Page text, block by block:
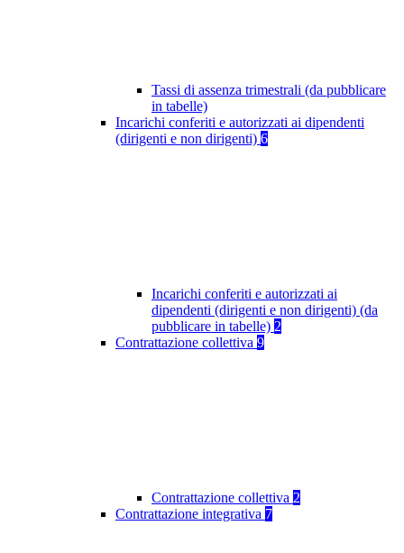
Tassi di assenza trimestrali (da pubblicare
in tabelle)
Incarichi conferiti e autorizzati ai dipendenti
(dirigenti e non dirigenti) 6
Incarichi conferiti e autorizzati ai
dipendenti (dirigenti e non dirigenti) (da
pubblicare in tabelle) 2
Contrattazione collettiva 9
Contrattazione collettiva 2
Contrattazione integrativa 7